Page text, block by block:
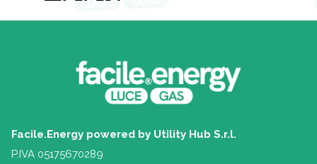
Facile.Energy powered by Utility Hub S.r.l.
P.IVA 05175670289